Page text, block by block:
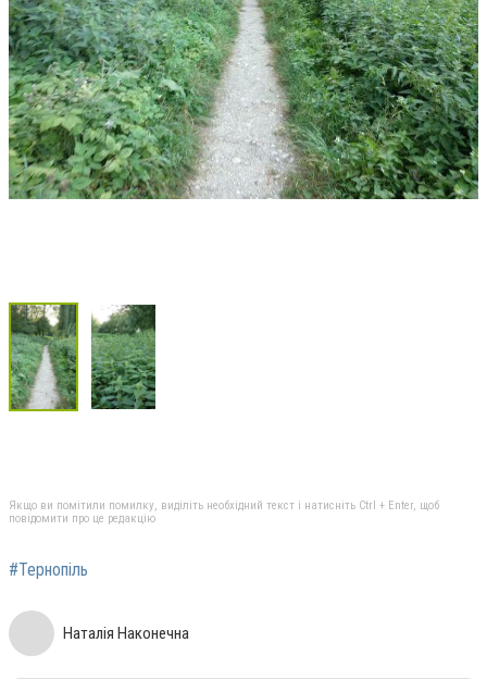
Якщо ви помітили помилку, виділіть необхідний текст і натисніть Ctrl + Enter, щоб
повідомити про це редакцію
#Тернопіль
Наталія Наконечна